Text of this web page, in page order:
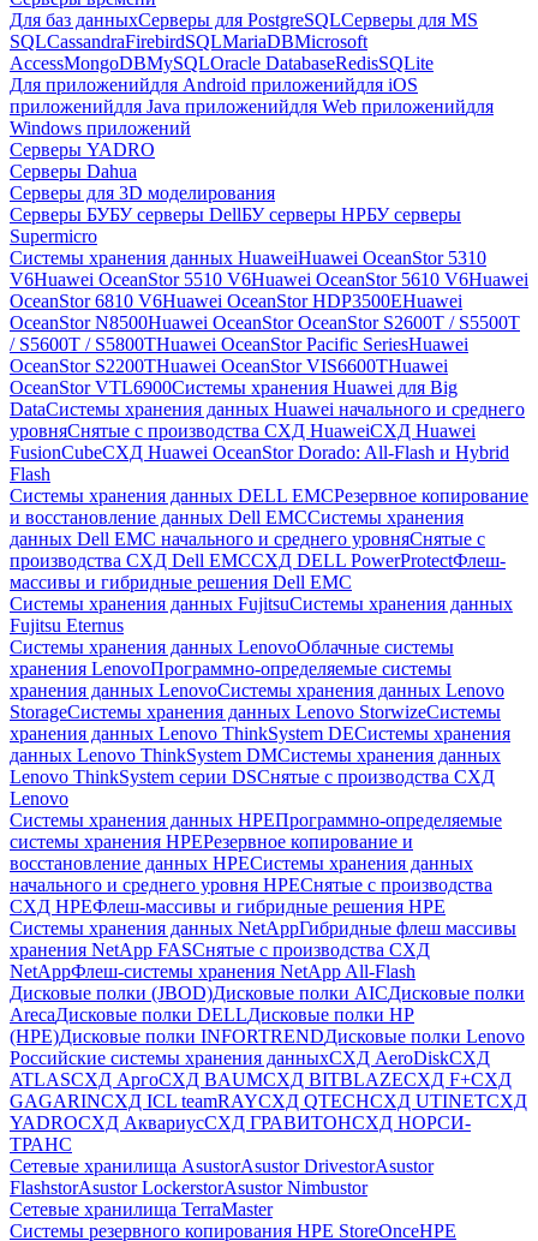
Для баз данныхСерверы для PostgreSQLСерверы для MS
SQLCassandraFirebirdSQLMariaDBMicrosoft
AccessMongoDBMySQLOracle DatabaseRedisSQLite
Для приложенийдля Android приложенийдля iOS
приложенийдля Java приложенийдля Web приложенийдля
Windows приложений
Серверы YADRO
Серверы Dahua
Серверы для 3D моделирования
Серверы БУБУ серверы DellБУ серверы HPБУ серверы
Supermicro
Системы хранения данных HuaweiHuawei OceanStor 5310
V6Huawei OceanStor 5510 V6Huawei OceanStor 5610 V6Huawei
OceanStor 6810 V6Huawei OceanStor HDP3500EHuawei
OceanStor N8500Huawei OceanStor OceanStor S2600T / S5500T
/ S5600T / S5800THuawei OceanStor Pacific SeriesHuawei
OceanStor S2200THuawei OceanStor VIS6600THuawei
OceanStor VTL6900Системы хранения Huawei для Big
DataСистемы хранения данных Huawei начального и среднего
уровняСнятые с производства СХД HuaweiСХД Huawei
FusionCubeСХД Huawei OceanStor Dorado: All-Flash и Hybrid
Flash
Системы хранения данных DELL EMCРезервное копирование
и восстановление данных Dell EMCСистемы хранения
данных Dell EMC начального и среднего уровняСнятые с
производства СХД Dell EMCСХД DELL PowerProtectФлеш-
массивы и гибридные решения Dell EMC
Системы хранения данных FujitsuСистемы хранения данных
Fujitsu Eternus
Системы хранения данных LenovoОблачные системы
хранения LenovoПрограммно-определяемые системы
хранения данных LenovoСистемы хранения данных Lenovo
StorageСистемы хранения данных Lenovo StorwizeСистемы
хранения данных Lenovo ThinkSystem DEСистемы хранения
данных Lenovo ThinkSystem DMСистемы хранения данных
Lenovo ThinkSystem серии DSСнятые с производства СХД
Lenovo
Системы хранения данных HPEПрограммно-определяемые
системы хранения HPEРезервное копирование и
восстановление данных HPEСистемы хранения данных
начального и среднего уровня HPEСнятые с производства
СХД HPEФлеш-массивы и гибридные решения HPE
Cистемы хранения данных NetAppГибридные флеш массивы
хранения NetApp FASСнятые с производства СХД
NetAppФлеш-системы хранения NetApp All-Flash
Дисковые полки (JBOD)Дисковые полки AICДисковые полки
ArecaДисковые полки DELLДисковые полки HP
(HPE)Дисковые полки INFORTRENDДисковые полки Lenovo
Российские системы хранения данныхСХД AeroDiskСХД
ATLASСХД AргоСХД BAUMСХД BITBLAZEСХД F+СХД
GAGARINСХД ICL teamRAYСХД QTECHСХД UTINETСХД
YADROСХД АквариусСХД ГРАВИТОНСХД НОРСИ-
ТРАНС
Сетевые хранилища AsustorAsustor DrivestorAsustor
FlashstorAsustor LockerstorAsustor Nimbustor
Сетевые хранилища TerraMaster
Системы резервного копирования HPE StoreOnceHPE